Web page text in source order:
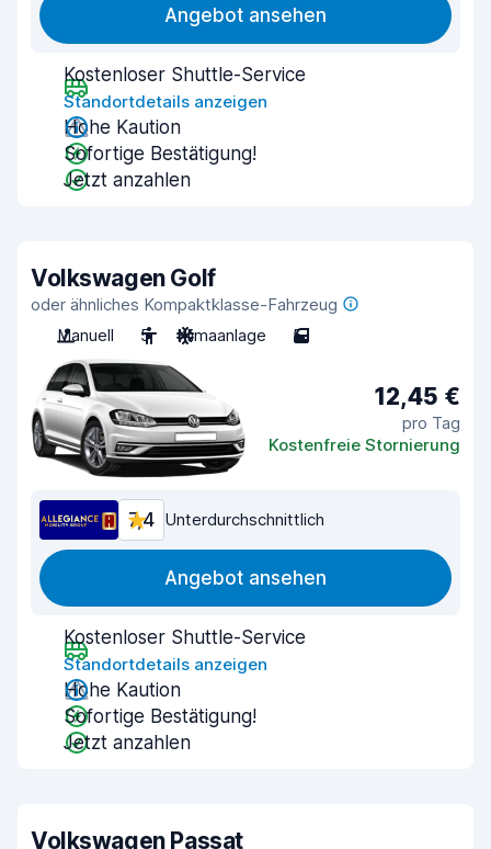
Angebot ansehen
Kostenloser Shuttle-Service
Standortdetails anzeigen
Hohe Kaution
Sofortige Bestätigung!
Jetzt anzahlen
Volkswagen Golf
oder ähnliches Kompaktklasse-Fahrzeug
Manuell
5 Klimaanlage 5
12,45 €
pro Tag
Kostenfreie Stornierung
7,4 Unterdurchschnittlich
Angebot ansehen
Kostenloser Shuttle-Service
Standortdetails anzeigen
Hohe Kaution
Sofortige Bestätigung!
Jetzt anzahlen
Volkswagen Passat